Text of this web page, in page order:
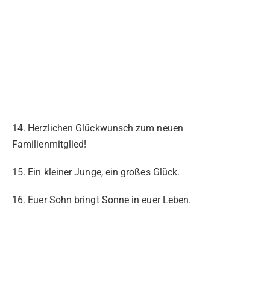
14. Herzlichen Glückwunsch zum neuen
Familienmitglied!
15. Ein kleiner Junge, ein großes Glück.
16. Euer Sohn bringt Sonne in euer Leben.